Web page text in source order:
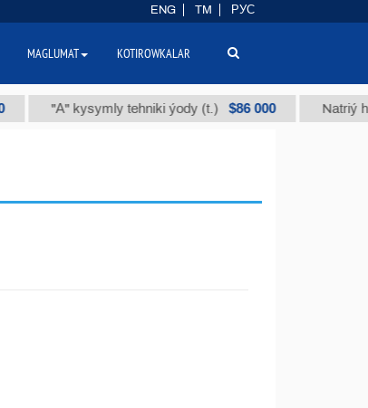
"А" kysymly tehniki ýody (t.) $86 000 Natriý
ENG TM РУС
MAGLUMAT KOTIROWKALAR